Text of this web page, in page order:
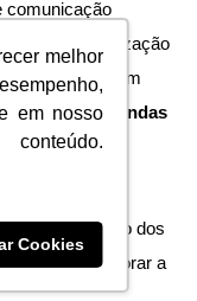
melhor
em nosso
Cookies
comunicação
uma organização
realizar um
as demandas
.
na seleção dos
e aprimorar a